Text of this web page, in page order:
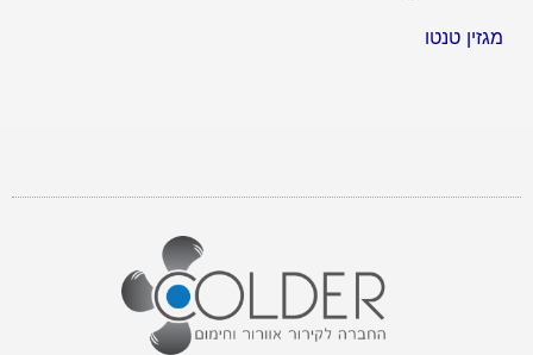
מגזין טנטו